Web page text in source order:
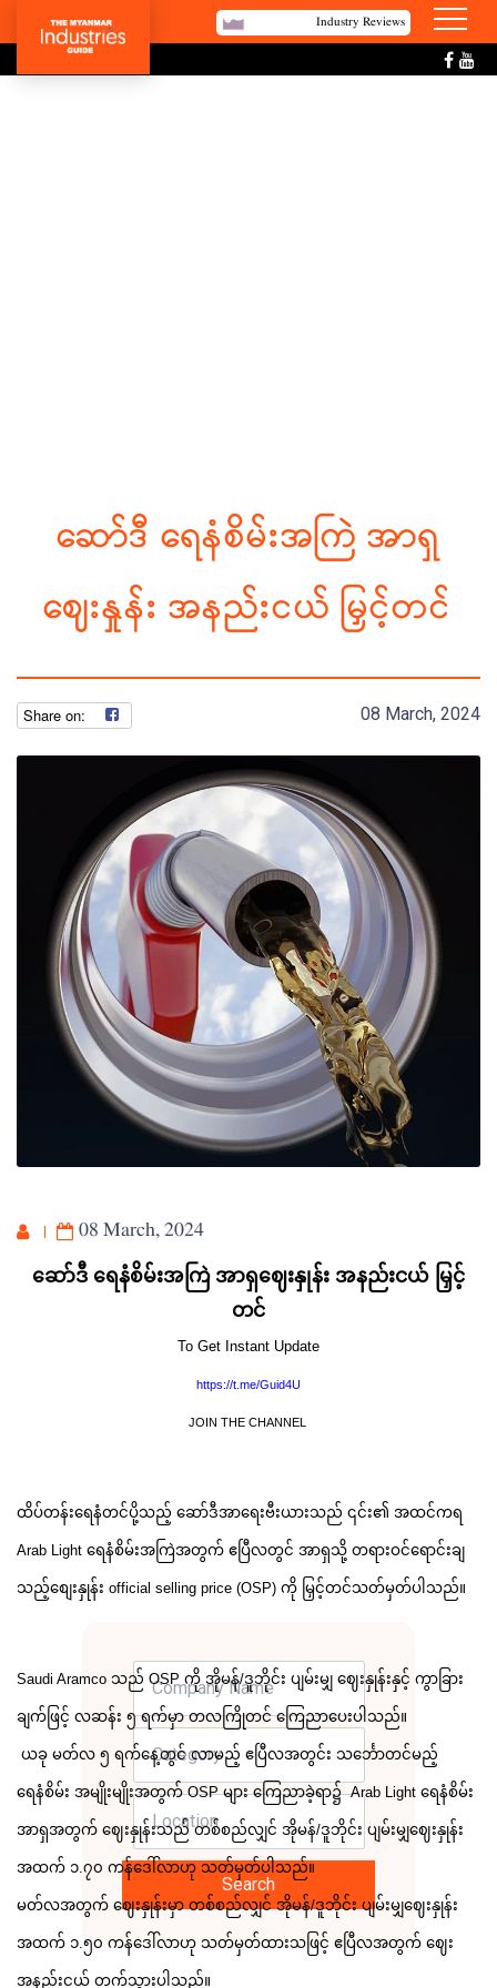
Industry Reviews
Search
ဆော်ဒီ ရေနံစိမ်းအကြဲ အာရှ
ဈေးနှုန်း အနည်းငယ် မြှင့်တင်
08 March, 2024
08 March, 2024
ဆော်ဒီ ရေနံစိမ်းအကြဲ အာရှဈေးနှုန်း အနည်းငယ် မြှင့်
တင်
To Get Instant Update
https://t.me/Guid4U
JOIN THE CHANNEL
ထိပ်တန်းရေနံတင်ပို့သည့် ဆော်ဒီအာရေးဗီးယားသည် ၎င်း၏ အထင်ကရ
Arab Light ရေနံစိမ်းအကြဲအတွက် ဧပြီလတွင် အာရှသို့ တရားဝင်ရောင်းချ
သည့်စျေးနှုန်း official selling price (OSP) ကို မြှင့်တင်သတ်မှတ်ပါသည်။
Saudi Aramco သည် OSP ကို အိုမန်/ဒူဘိုင်း ပျမ်းမျှ ဈေးနှုန်းနှင့် ကွာခြား
ချက်ဖြင့် လဆန်း ၅ ရက်မှာ တလကြိုတင် ကြေညာပေးပါသည်။
ယခု မတ်လ ၅ ရက်နေ့တွင် လာမည့် ဧပြီလအတွင်း သင်္ဘောတင်မည့်
ရေနံစိမ်း အမျိုးမျိုးအတွက် OSP များ ကြေညာခဲ့ရာ၌ Arab Light ရေနံစိမ်း
အာရှ‌အတွက် ဈေးနှုန်းသည် တစ်စည်လျှင် အိုမန်/ဒူဘိုင်း ပျမ်းမျှဈေးနှုန်း
အထက် ၁.၇၀ ကန်ဒေါ်လာဟု သတ်မှတ်ပါသည်။
မတ်လအတွက် ဈေးနှုန်းမှာ တစ်စည်လျှင် အိုမန်/ဒူဘိုင်း ပျမ်းမျှဈေးနှုန်း
အထက် ၁.၅၀ ကန်ဒေါ်လာဟု သတ်မှတ်ထားသဖြင့် ဧပြီလအတွက် ဈေး
အနည်းငယ် တက်သွားပါသည်။